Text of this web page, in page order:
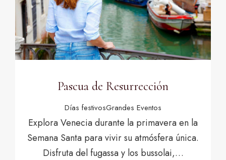
Pascua de Resurrección
Días festivosGrandes Eventos
Explora Venecia durante la primavera en la
Semana Santa para vivir su atmósfera única.
Disfruta del fugassa y los bussolai,…